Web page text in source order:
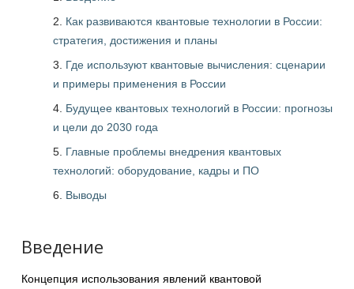
Как развиваются квантовые технологии в России:
стратегия, достижения и планы
Где используют квантовые вычисления: сценарии
и примеры применения в России
Будущее квантовых технологий в России: прогнозы
и цели до 2030 года
Главные проблемы внедрения квантовых
технологий: оборудование, кадры и ПО
Выводы
Введение
Концепция использования явлений квантовой